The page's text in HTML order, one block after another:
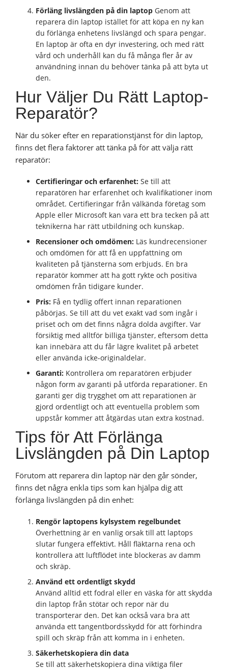
Förläng livslängden på din laptop Genom att
reparera din laptop istället för att köpa en ny kan
du förlänga enhetens livslängd och spara pengar.
En laptop är ofta en dyr investering, och med rätt
vård och underhåll kan du få många fler år av
användning innan du behöver tänka på att byta ut
den.
Hur Väljer Du Rätt Laptop-
Reparatör?
När du söker efter en reparationstjänst för din laptop,
finns det flera faktorer att tänka på för att välja rätt
reparatör:
Certifieringar och erfarenhet: Se till att
reparatören har erfarenhet och kvalifikationer inom
området. Certifieringar från välkända företag som
Apple eller Microsoft kan vara ett bra tecken på att
teknikerna har rätt utbildning och kunskap.
Recensioner och omdömen: Läs kundrecensioner
och omdömen för att få en uppfattning om
kvaliteten på tjänsterna som erbjuds. En bra
reparatör kommer att ha gott rykte och positiva
omdömen från tidigare kunder.
Pris: Få en tydlig offert innan reparationen
påbörjas. Se till att du vet exakt vad som ingår i
priset och om det finns några dolda avgifter. Var
försiktig med alltför billiga tjänster, eftersom detta
kan innebära att du får lägre kvalitet på arbetet
eller använda icke-originaldelar.
Garanti: Kontrollera om reparatören erbjuder
någon form av garanti på utförda reparationer. En
garanti ger dig trygghet om att reparationen är
gjord ordentligt och att eventuella problem som
uppstår kommer att åtgärdas utan extra kostnad.
Tips för Att Förlänga
Livslängden på Din Laptop
Förutom att reparera din laptop när den går sönder,
finns det några enkla tips som kan hjälpa dig att
förlänga livslängden på din enhet:
Rengör laptopens kylsystem regelbundet
Överhettning är en vanlig orsak till att laptops
slutar fungera effektivt. Håll fläktarna rena och
kontrollera att luftflödet inte blockeras av damm
och skräp.
Använd ett ordentligt skydd
Använd alltid ett fodral eller en väska för att skydda
din laptop från stötar och repor när du
transporterar den. Det kan också vara bra att
använda ett tangentbordsskydd för att förhindra
spill och skräp från att komma in i enheten.
Säkerhetskopiera din data
Se till att säkerhetskopiera dina viktiga filer